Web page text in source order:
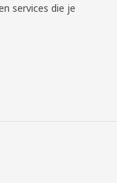
services die je